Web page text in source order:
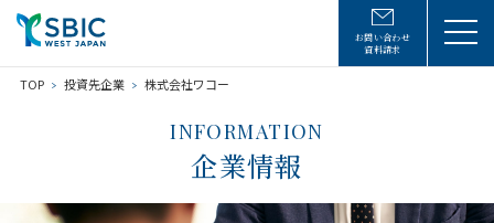
お問い合わせ
資料請求
TOP 投資先企業 株式会社ワコー
INFORMATION
企業情報